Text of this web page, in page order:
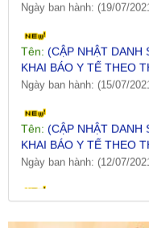
Tên:
KHAI BÁO Y TẾ THEO
Ngày ban hành: (15/07/
Tên:
KHAI BÁO Y TẾ THEO
Ngày ban hành: (12/07/
Tên:
KHAI BÁO Y TẾ THEO
Ngày ban hành: (09/07/